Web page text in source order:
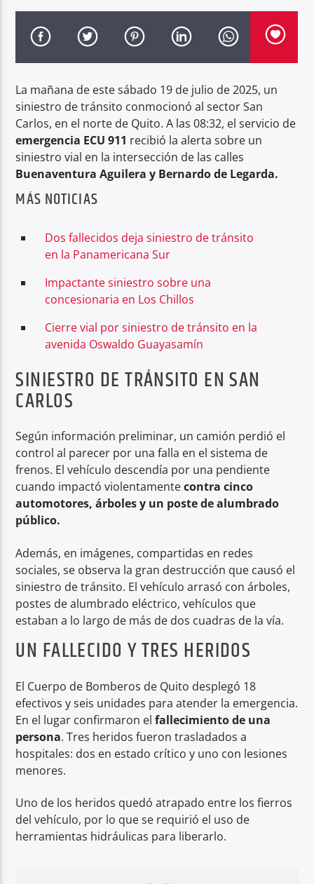
Radio hola
La mañana de este sábado 19 de julio de 2025, un
siniestro de tránsito conmocionó al sector San
Carlos, en el norte de Quito. A las 08:32, el servicio de
emergencia ECU 911 recibió la alerta sobre un
siniestro vial en la intersección de las calles
Buenaventura Aguilera y Bernardo de Legarda.
MÁS NOTICIAS
Dos fallecidos deja siniestro de tránsito
en la Panamericana Sur
Impactante siniestro sobre una
concesionaria en Los Chillos
Cierre vial por siniestro de tránsito en la
avenida Oswaldo Guayasamín
SINIESTRO DE TRÁNSITO EN SAN
CARLOS
Según información preliminar, un camión perdió el
control al parecer por una falla en el sistema de
frenos. El vehículo descendía por una pendiente
cuando impactó violentamentecontra cinco
automotores, árboles y un poste de alumbrado
público.
Además, en imágenes, compartidas en redes
sociales, se observa la gran destrucción que causó el
siniestro de tránsito. El vehículo arrasó con árboles,
postes de alumbrado eléctrico, vehículos que
estaban a lo largo de más de dos cuadras de la vía.
UN FALLECIDO Y TRES HERIDOS
El Cuerpo de Bomberos de Quito desplegó 18
efectivos y seis unidades para atender la emergencia.
En el lugar confirmaron el fallecimiento de una
persona. Tres heridos fueron trasladados a
hospitales: dos en estado crítico y uno con lesiones
menores.
Uno de los heridos quedó atrapado entre los fierros
del vehículo, por lo que se requirió el uso de
herramientas hidráulicas para liberarlo.